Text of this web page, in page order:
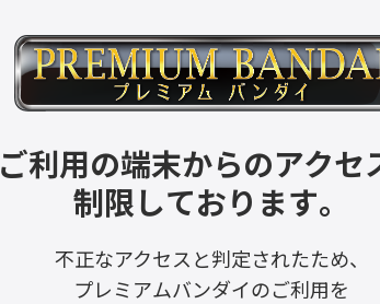
ご利用の端末からのアクセ
制限しております。
不正なアクセスと判定されたため、
プレミアムバンダイのご利用を